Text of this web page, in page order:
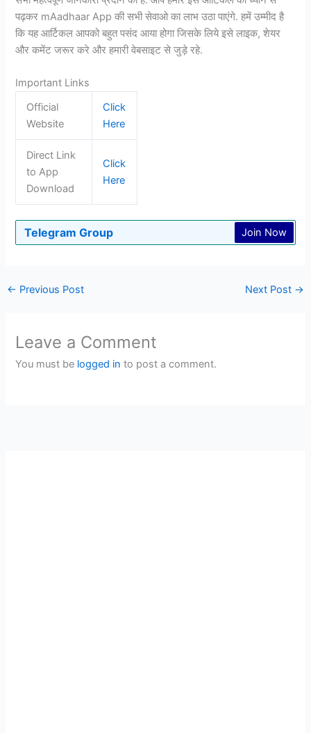
पढ़कर mAadhaar App की सभी सेवाओ का लाभ उठा पाएंगे. हमें उम्मीद है
कि यह आर्टिकल आपको बहुत पसंद आया होगा जिसके लिये इसे लाइक, शेयर
और कमेंट जरूर करे और हमारी वेबसाइट से जुड़े रहे.
Important Links
Official
Website
Click
Here
Direct Link
to App
Download
Click
Here
Telegram Group Join Now
← Previous Post Next Post →
Leave a Comment
You must be logged in to post a comment.